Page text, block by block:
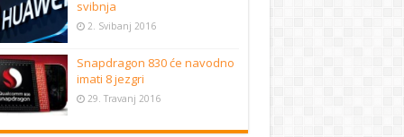
svibnja
2. Svibanj 2016
Snapdragon 830 će navodno
imati 8 jezgri
29. Travanj 2016